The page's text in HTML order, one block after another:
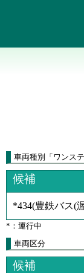
車両種別 「 ワンス
候補
*434(豊鉄バス(
*：運行中
車両区分
候補